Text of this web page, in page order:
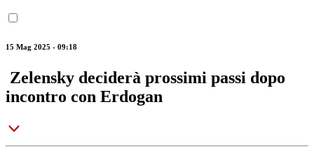
15 Mag 2025 - 09:18
Zelensky deciderà prossimi passi dopo
incontro con Erdogan